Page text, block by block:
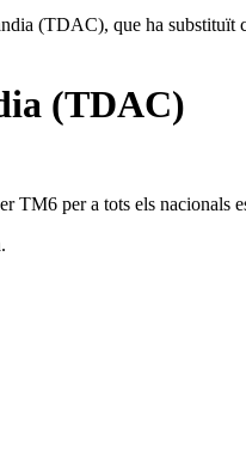
(TDAC), que ha
(TDAC)
per a tots els nacionals